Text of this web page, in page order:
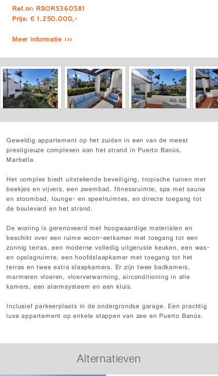
Ref.nr: RSOR5360581
Prijs: € 1.250.000,-
Meer informatie ›››
Geweldig appartement op het zuiden in een van de meest
prestigieuze complexen aan het strand in Puerto Banús,
Marbella.
Het complex biedt uitstekende beveiliging, tropische tuinen met
beekjes en vijvers, een zwembad, fitnessruimte, spa met sauna
en stoombad, lounge- en speelruimtes, en directe toegang tot
de boulevard en het strand.
De woning is gerenoveerd met hoogwaardige materialen en
beschikt over een ruime woon-eetkamer met toegang tot een
zonnig terras, een moderne volledig uitgeruste keuken, een was-
en opslagruimte, een hoofdslaapkamer met toegang tot het
terras en twee extra slaapkamers. Er zijn twee badkamers,
marmeren vloeren, vloerverwarming, airconditioning in alle
kamers, een alarmsysteem en een kluis.
Inclusief parkeerplaats in de ondergrondse garage. Een prachtig
luxe appartement op enkele stappen van zee en Puerto Banús.
Alternatieven